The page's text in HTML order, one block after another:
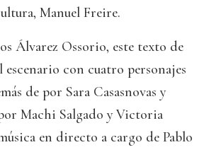
Manuel Freire.
Álvarez Ossorio, este texto de
escenario con cuatro personajes
de por Sara Casasnovas y
Machi Salgado y Victoria
en directo a cargo de Pablo